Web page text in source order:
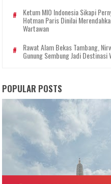
Ketum MIO Indonesia Sikapi
Hotman Paris Dinilai
Wartawan
Rawat Alam Bekas Tambang,
Gunung Sembung Jadi Destinasi
POPULAR POSTS